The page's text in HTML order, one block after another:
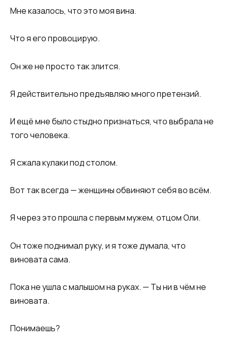
Мне казалось, что это моя вина.
Что я его провоцирую.
Он же не просто так злится.
Я действительно предъявляю много претензий.
И ещё мне было стыдно признаться, что выбрала не
того человека.
Я сжала кулаки под столом.
Вот так всегда — женщины обвиняют себя во всём.
Я через это прошла с первым мужем, отцом Оли.
Он тоже поднимал руку, и я тоже думала, что
виновата сама.
Пока не ушла с малышом на руках. — Ты ни в чём не
виновата.
Понимаешь?